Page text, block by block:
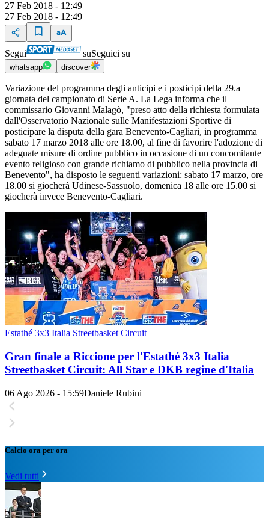
27 Feb 2018 - 12:49
27 Feb 2018 - 12:49
Segui suSeguici su
whatsapp discover
Variazione del programma degli anticipi e i posticipi della 29.a
giornata del campionato di Serie A. La Lega informa che il
commissario Giovanni Malagò, "preso atto della richiesta formulata
dall'Osservatorio Nazionale sulle Manifestazioni Sportive di
posticipare la disputa della gara Benevento-Cagliari, in programma
sabato 17 marzo 2018 alle ore 18.00, al fine di favorire l'adozione di
adeguate misure di ordine pubblico in occasione di un concomitante
evento religioso con grande richiamo di pubblico nella provincia di
Benevento", ha disposto le seguenti variazioni: sabato 17 marzo, ore
18.00 si giocherà Udinese-Sassuolo, domenica 18 alle ore 15.00 si
giocherà invece Benevento-Cagliari.
Estathé 3x3 Italia Streetbasket Circuit
Gran finale a Riccione per l'Estathé 3x3 Italia
Streetbasket Circuit: All Star e DKB regine d'Italia
06 Ago 2026 - 15:59Daniele Rubini
Calcio ora per ora
Vedi tutti